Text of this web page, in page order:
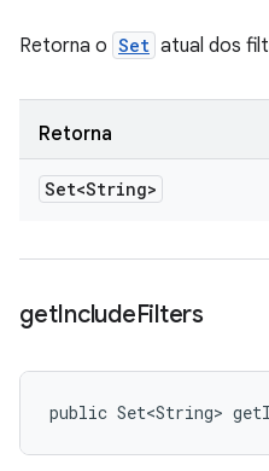
Retorna o Set atual dos
Retorna
Set<String>
getIncludeFilters
public Set<String>